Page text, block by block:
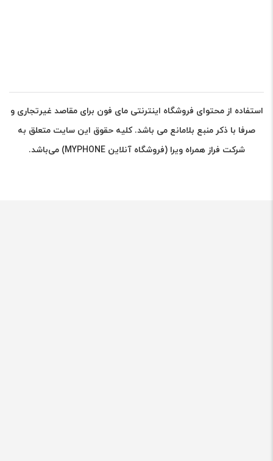
استفاده از محتوای فروشگاه اینترنتی مای فون برای مقاصد غیرتجاری و
صرفا با ذکر منبع بلامانع می باشد. کلیه حقوق این سایت متعلق به
شرکت فراز همراه ویرا (فروشگاه آنلاین MYPHONE) می‌باشد.